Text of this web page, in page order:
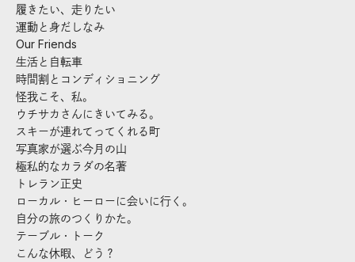
履きたい、走りたい
運動と身だしなみ
Our Friends
生活と自転車
時間割とコンディショニング
怪我こそ、私。
ウチサカさんにきいてみる。
スキーが連れてってくれる町
写真家が選ぶ今月の山
極私的なカラダの名著
トレラン正史
ローカル・ヒーローに会いに行く。
自分の旅のつくりかた。
テーブル・トーク
こんな休暇、どう？